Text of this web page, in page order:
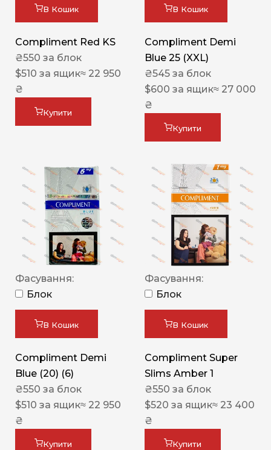
В Кошик
Compliment Red KS
₴550 за блок
$510 за ящик≈ 22 950
₴
Купити
В Кошик
Compliment Demi
Blue 25 (XXL)
₴545 за блок
$600 за ящик≈ 27 000
₴
Купити
Фасування:
Блок
В Кошик
Compliment Demi
Blue (20) (6)
₴550 за блок
$510 за ящик≈ 22 950
₴
Купити
Фасування:
Блок
В Кошик
Compliment Super
Slims Amber 1
₴550 за блок
$520 за ящик≈ 23 400
₴
Купити